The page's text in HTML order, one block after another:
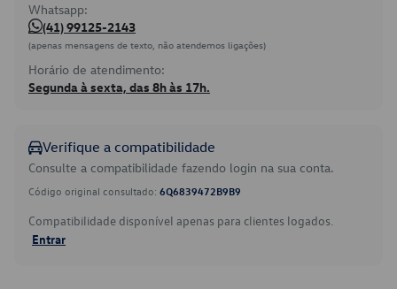
Whatsapp:
(41) 99125-2143
(apenas mensagens de texto, não atendemos ligações)
Horário de atendimento:
Segunda à sexta, das 8h às 17h.
Verifique a compatibilidade
Consulte a compatibilidade fazendo login na sua conta.
Código original consultado: 6Q6839472B9B9
Compatibilidade disponível apenas para clientes logados.
Entrar